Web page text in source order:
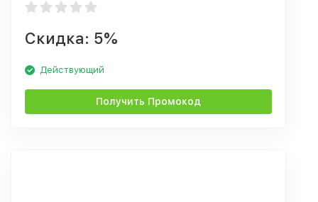
Скидка: 5%
Действующий
Получить Промокод